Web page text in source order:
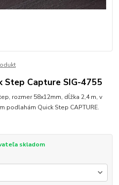
Step Capture SIG-4755
rozmer 58x12mm, dĺžka 2,4 m, v
podlahám Quick Step CAPTURE.
skladom